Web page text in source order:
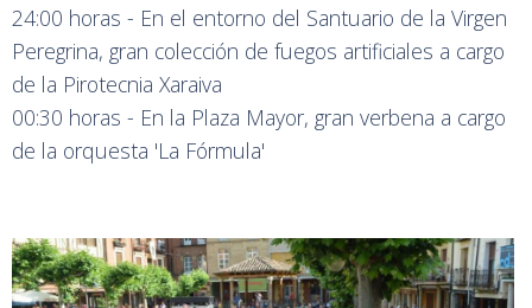
24:00 horas - En el entorno del Santuario de la Virgen
Peregrina, gran colección de fuegos artificiales a cargo
de la Pirotecnia Xaraiva
00:30 horas - En la Plaza Mayor, gran verbena a cargo
de la orquesta 'La Fórmula'